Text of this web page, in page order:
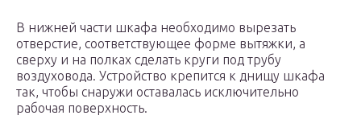
В нижней части шкафа необходимо вырезать
отверстие, соответствующее форме вытяжки, а
сверху и на полках сделать круги под трубу
воздуховода. Устройство крепится к днищу шкафа
так, чтобы снаружи оставалась исключительно
рабочая поверхность.